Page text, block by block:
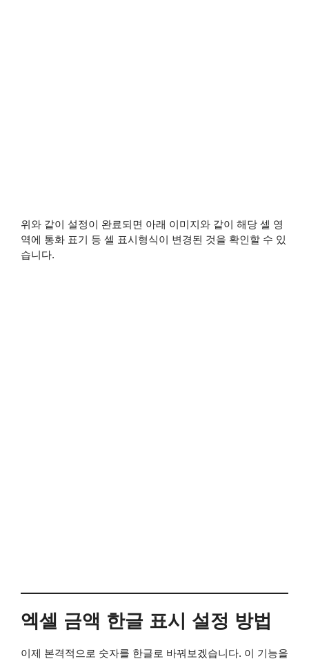
위와 같이 설정이 완료되면 아래 이미지와 같이 해당 셀 영
역에 통화 표기 등 셀 표시형식이 변경된 것을 확인할 수 있
습니다.
엑셀 금액 한글 표시 설정 방법
이제 본격적으로 숫자를 한글로 바꿔보겠습니다. 이 기능을